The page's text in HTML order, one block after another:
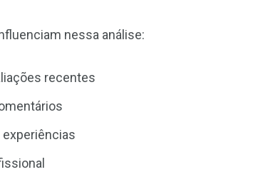
nessa análise:
recentes